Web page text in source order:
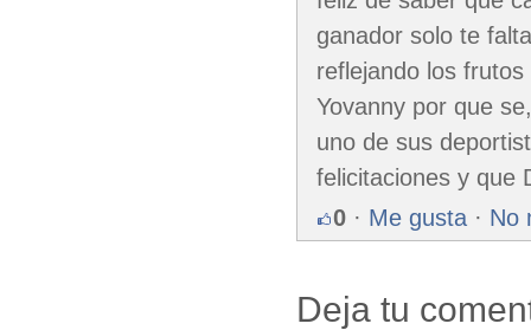
ganador solo te
reflejando los
Yovanny por que
uno de sus
felicitaciones y que
0 · Me gusta · No
Deja tu